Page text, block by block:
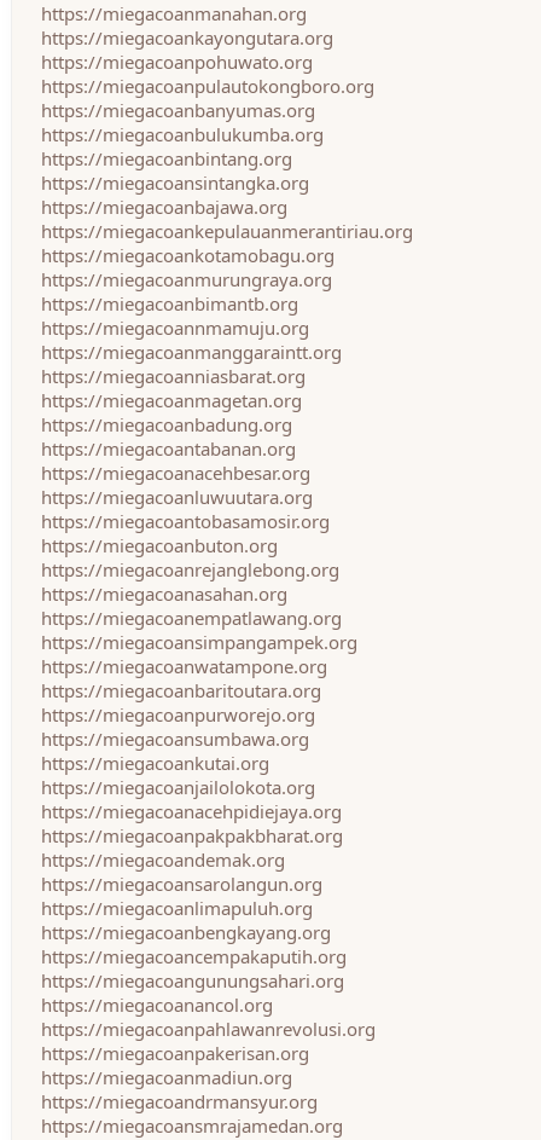
https://miegacoanmanahan.org
https://miegacoankayongutara.org
https://miegacoanpohuwato.org
https://miegacoanpulautokongboro.org
https://miegacoanbanyumas.org
https://miegacoanbulukumba.org
https://miegacoanbintang.org
https://miegacoansintangka.org
https://miegacoanbajawa.org
https://miegacoankepulauanmerantiriau.org
https://miegacoankotamobagu.org
https://miegacoanmurungraya.org
https://miegacoanbimantb.org
https://miegacoannmamuju.org
https://miegacoanmanggaraintt.org
https://miegacoanniasbarat.org
https://miegacoanmagetan.org
https://miegacoanbadung.org
https://miegacoantabanan.org
https://miegacoanacehbesar.org
https://miegacoanluwuutara.org
https://miegacoantobasamosir.org
https://miegacoanbuton.org
https://miegacoanrejanglebong.org
https://miegacoanasahan.org
https://miegacoanempatlawang.org
https://miegacoansimpangampek.org
https://miegacoanwatampone.org
https://miegacoanbaritoutara.org
https://miegacoanpurworejo.org
https://miegacoansumbawa.org
https://miegacoankutai.org
https://miegacoanjailolokota.org
https://miegacoanacehpidiejaya.org
https://miegacoanpakpakbharat.org
https://miegacoandemak.org
https://miegacoansarolangun.org
https://miegacoanlimapuluh.org
https://miegacoanbengkayang.org
https://miegacoancempakaputih.org
https://miegacoangunungsahari.org
https://miegacoanancol.org
https://miegacoanpahlawanrevolusi.org
https://miegacoanpakerisan.org
https://miegacoanmadiun.org
https://miegacoandrmansyur.org
https://miegacoansmrajamedan.org